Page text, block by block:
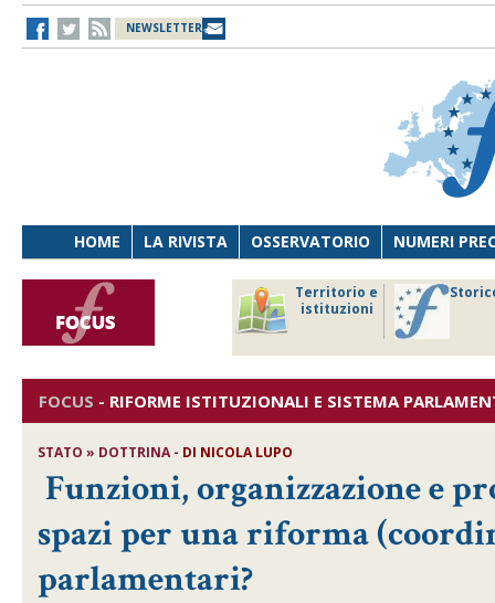
NEWSLETTER
HOME LA RIVISTA OSSERVATORIO NUMERI
Territorio e
istituzioni
FOCUS - RIFORME ISTITUZIONALI E SISTEMA
STATO » DOTTRINA - DI NICOLA LUPO
Funzioni, organizzazione e
spazi per una riforma
parlamentari?